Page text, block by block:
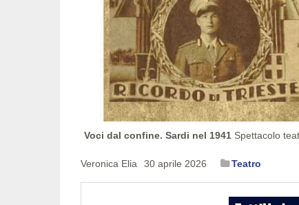
Voci dal confine. Sardi nel 1941 Spettacolo
Veronica Elia 30 aprile 2026 Teatro